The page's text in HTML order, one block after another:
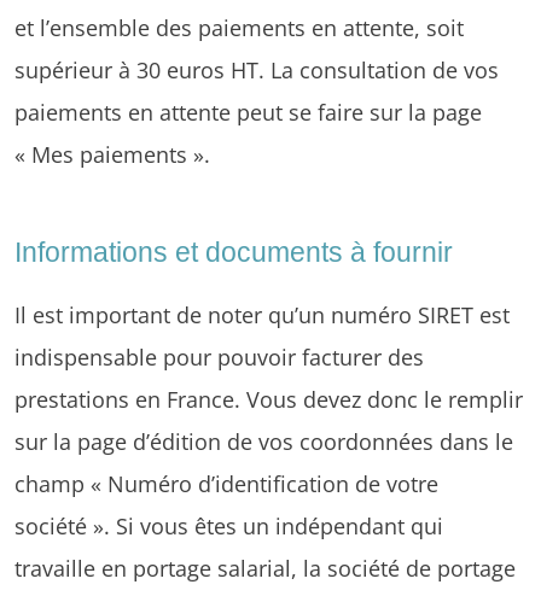
et l’ensemble des paiements en attente, soit
supérieur à 30 euros HT. La consultation de vos
paiements en attente peut se faire sur la page
« Mes paiements ».
Informations et documents à fournir
Il est important de noter qu’un numéro SIRET est
indispensable pour pouvoir facturer des
prestations en France. Vous devez donc le remplir
sur la page d’édition de vos coordonnées dans le
champ « Numéro d’identification de votre
société ». Si vous êtes un indépendant qui
travaille en portage salarial, la société de portage